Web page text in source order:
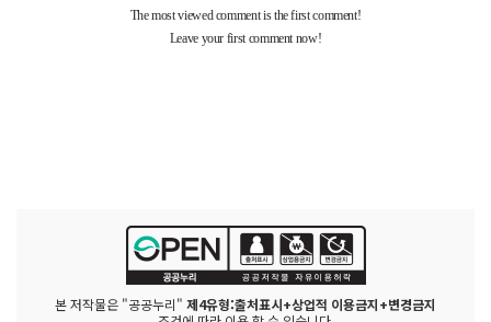
본 저작물은 "공공누리" 제4유형:출처표시+상업적 이용금지+변경금지